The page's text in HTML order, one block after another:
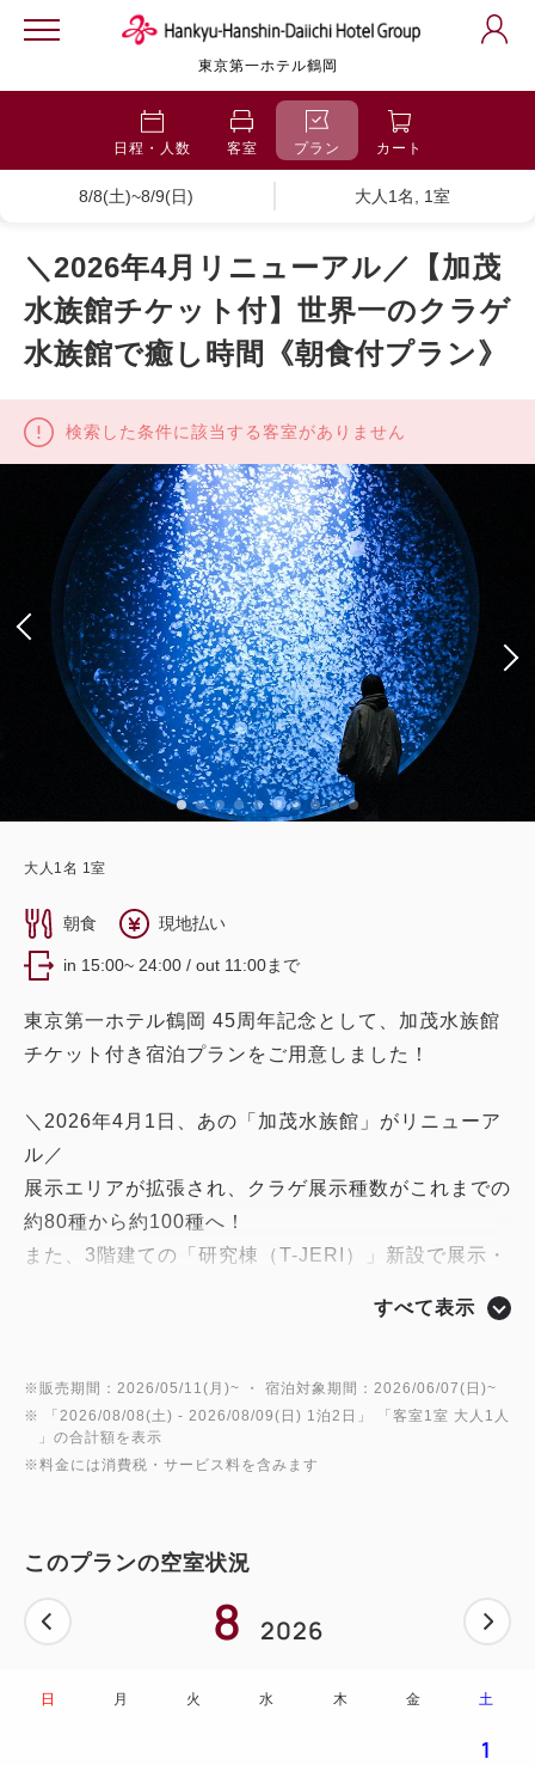
東京第一ホテル鶴岡
日程・人数 客室 プラン カート
8/8(土)~8/9(日) 大人1名, 1室
＼2026年4月リニューアル／【加茂
水族館チケット付】世界一のクラゲ
水族館で癒し時間《朝食付プラン》
検索した条件に該当する客室がありません
大人 1 名 1 室
朝食 現地払い
in 15:00~ 24:00 / out 11:00まで
東京第一ホテル鶴岡 45周年記念として、加茂水族館
チケット付き宿泊プランをご用意しました！
＼2026年4月1日、あの「加茂水族館」がリニューア
ル／
展示エリアが拡張され、クラゲ展示種数がこれまでの
約80種から約100種へ！
また、3階建ての「研究棟（T-JERI）」新設で展示・
通称「東北エプソンアクアリウムかもすい」として生
ださい。
■プラン特典■
チェックインの際にチケットをお渡しいたします。
フロントにてご宿泊代のお支払いが完了しましたらお
※添い寝ご利用のお子様分のチケットは付きませ
すべて表示
※販売期間：2026/05/11(月)~ ・ 宿泊対象期間：2026/06/07(日)~
※ 「 2026/08/08(土) - 2026/08/09(日) 1泊2日 」 「客室1室 大人1人
」の合計額を表示
※料金には消費税・サービス料を含みます
このプランの空室状況
8 2026
日 月 火 水 木 金 土
1